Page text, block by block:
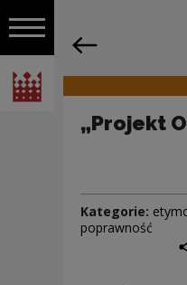
Włącz nawigację
Narodowe Centrum Kultury
Nawigacja
„Projekt
Kategorie:
poprawność